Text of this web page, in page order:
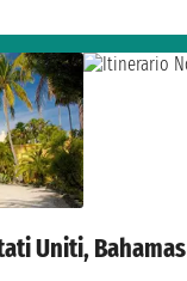
Uniti, Bahamas